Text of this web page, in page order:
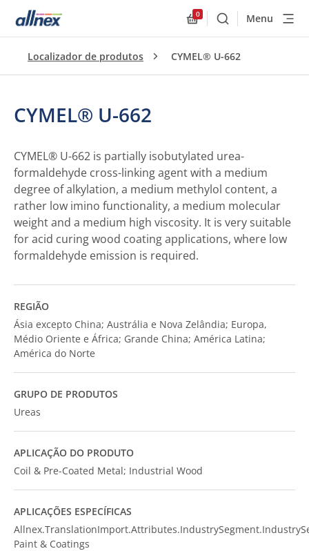
0
BuscarMenu
Localizador de produtos CYMEL® U-662
CYMEL® U-662
CYMEL® U-662 is partially isobutylated urea-
formaldehyde cross-linking agent with a medium
degree of alkylation, a medium methylol content, a
rather low imino functionality, a medium molecular
weight and a medium high viscosity. It is very suitable
for acid curing wood coating applications, where low
formaldehyde emission is required.
REGIÃO
Ásia excepto China; Austrália e Nova Zelândia; Europa,
Médio Oriente e África; Grande China; América Latina;
América do Norte
GRUPO DE PRODUTOS
Ureas
APLICAÇÃO DO PRODUTO
Coil & Pre-Coated Metal; Industrial Wood
APLICAÇÕES ESPECÍFICAS
Paint & Coatings